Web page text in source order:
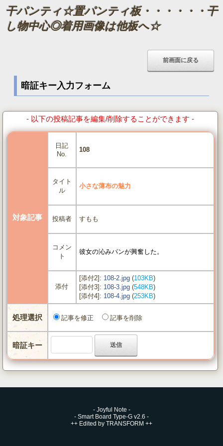
干パンティ☆置パンティ板・・・・・・干
し物中心◎着用画像は他板へ☆
暗証キー入力フォーム
- 以下の投稿記事を編集/削除することができます -
対象記事
日記
No.
108
タイト
ル
小さな薄布の魅力
投稿者 すもも
コメン
ト
彼女の沁みパンが興奮した。
添付
[添付2]: 108-2.jpg(103KB)
[添付3]: 108-3.jpg(548KB)
[添付4]: 108-4.jpg(253KB)
処理選択 記事を修正 記事を削除
暗証キー
- Joyful Note -
- Smart Board Type-G v2.6 -
++ Edited by TRANSFORM ++